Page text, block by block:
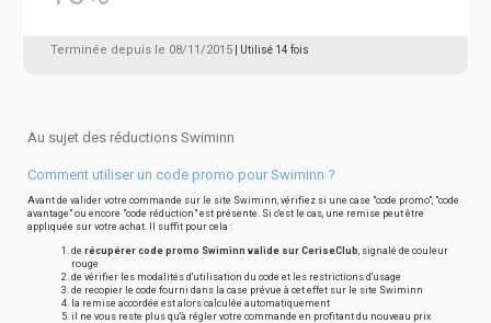
Terminée depuis le 08/11/2015 | Utilisé 14 fois
Au sujet des réductions Swiminn
Comment utiliser un code promo pour Swiminn ?
Avant de valider votre commande sur le site Swiminn, vérifiez si une case "code promo", "code
avantage" ou encore "code réduction" est présente. Si c'est le cas, une remise peut être
appliquée sur votre achat. Il suffit pour cela :
de récupérer code promo Swiminn valide sur CeriseClub, signalé de couleur
rouge
de vérifier les modalités d'utilisation du code et les restrictions d'usage
de recopier le code fourni dans la case prévue à cet effet sur le site Swiminn
la remise accordée est alors calculée automatiquement
il ne vous reste plus qu'à régler votre commande en profitant du nouveau prix